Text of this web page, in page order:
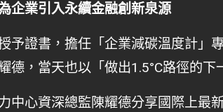
企業引入永續金融創新泉源
予證書，擔任「企業減碳溫度計」
德，當天也以「做出1.5°C路徑的下
中心資深總監陳耀德分享國際上最